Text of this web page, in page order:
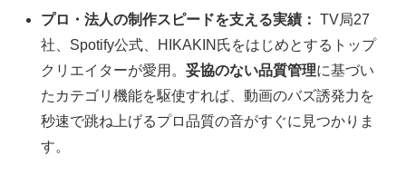
プロ・法人の制作スピードを支える実績： TV局27
社、Spotify公式、HIKAKIN氏をはじめとするトップ
クリエイターが愛用。妥協のない品質管理に基づい
たカテゴリ機能を駆使すれば、動画のバズ誘発力を
秒速で跳ね上げるプロ品質の音がすぐに見つかりま
す。